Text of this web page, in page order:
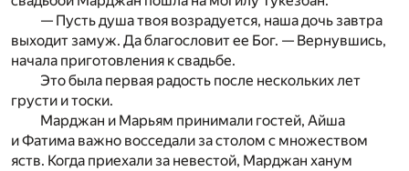
— Пусть душа твоя возрадуется, наша дочь завтра
выходит замуж. Да благословит ее Бог. — Вернувшись,
начала приготовления к свадьбе.
Это была первая радость после нескольких лет
грусти и тоски.
Марджан и Марьям принимали гостей, Айша
и Фатима важно восседали за столом с множеством
яств. Когда приехали за невестой, Марджан ханум